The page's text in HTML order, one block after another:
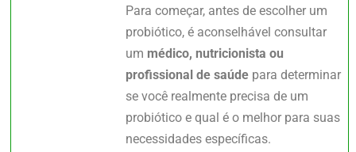
Para começar, antes de escolher um
probiótico, é aconselhável consultar
um médico, nutricionista ou
profissional de saúde para determinar
se você realmente precisa de um
probiótico e qual é o melhor para suas
necessidades específicas.